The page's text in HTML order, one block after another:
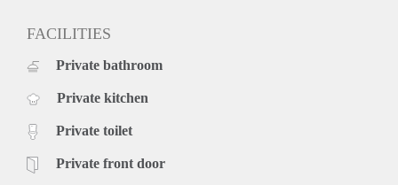
FACILITIES
Private bathroom
Private kitchen
Private toilet
Private front door